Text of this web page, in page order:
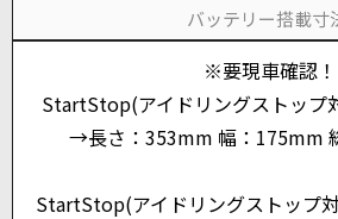
バッテリー搭載寸
※要現車確認！
StartStop(アイドリングストップ
→長さ：353mm 幅：175mm
StartStop(アイドリングストップ